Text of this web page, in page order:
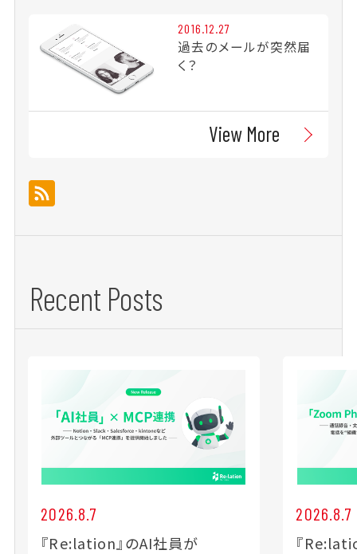
2016.12.27
過去のメールが突然届
く？
View More
Recent Posts
2026.8.7
『Re:lation』のAI社員が
2026.8.7
『